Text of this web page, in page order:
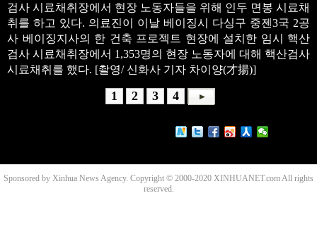
검사 시료채취장에서 현장 노동자들을 위해 인두 면봉 시료채
취를 하고 있다. 의료진이 이날 베이징시 다싱구 중젠3국 2공
사 베이징지사의 한 건축 프로젝트 현장에 설치한 임시 핵산
검사 시료채취장에서 1,353명의 현장 노동자에 대해 핵산검사
시료채취를 했다. [촬영/ 신화사 기자 차이양(才揚)]
1 2 3 4